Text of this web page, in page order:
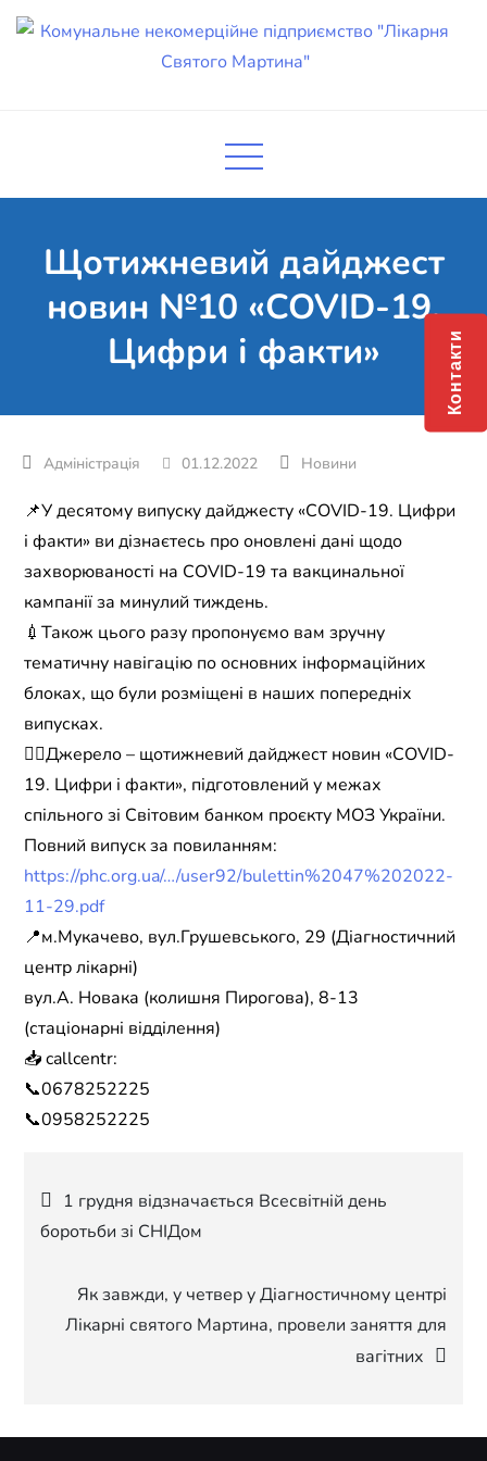
Skip
підприємство "Лікарня Святого
Щотижневий дайджест
новин №10 «COVID-19.
Цифри і факти»
01.12.2022 Новини
📌У десятому випуску дайджесту «COVID-19. Цифри
і факти» ви дізнаєтесь про оновлені дані щодо
захворюваності на COVID-19 та вакцинальної
кампанії за минулий тиждень.
💉Також цього разу пропонуємо вам зручну
тематичну навігацію по основних інформаційних
блоках, що були розміщені в наших попередніх
випусках.
👉🏻Джерело – щотижневий дайджест новин «COVID-
19. Цифри і факти», підготовлений у межах
спільного зі Світовим банком проєкту МОЗ України.
Повний випуск за повиланням:
https://phc.org.ua/…/user92/bulettin%2047%202022-
11-29.pdf
📍м.Мукачево, вул.Грушевського, 29 (Діагностичний
центр лікарні)
вул.А. Новака (колишня Пирогова), 8-13
(стаціонарні відділення)
📥 callcentr:
📞0678252225
📞0958252225
Навігація
записів
1 грудня відзначається Всесвітній день
боротьби зі СНІДом
Як завжди, у четвер у Діагностичному центрі
Лікарні святого Мартина, провели заняття для
вагітних
Контакти